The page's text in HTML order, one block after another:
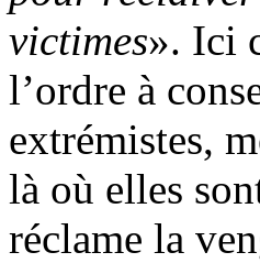
victimes». Ici
l’ordre à
extrémistes,
là où elles
réclame la